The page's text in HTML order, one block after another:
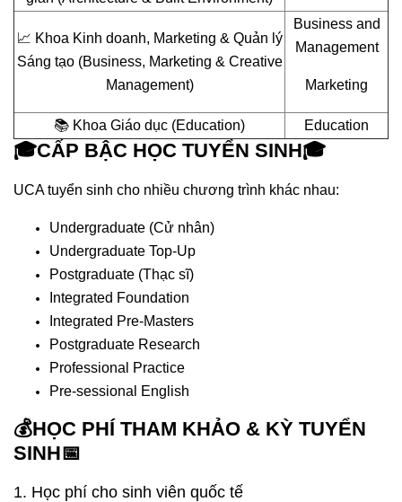
📈 Khoa Kinh doanh, Marketing & Quản lý
Sáng tạo (Business, Marketing & Creative
Management)
Business and
Management
Marketing
📚 Khoa Giáo dục (Education) Education
🎓CẤP BẬC HỌC TUYỂN SINH🎓
UCA tuyển sinh cho nhiều chương trình khác nhau:
Undergraduate (Cử nhân)
Undergraduate Top-Up
Postgraduate (Thạc sĩ)
Integrated Foundation
Integrated Pre-Masters
Postgraduate Research
Professional Practice
Pre-sessional English
💰HỌC PHÍ THAM KHẢO & KỲ TUYỂN
SINH📅
1. Học phí cho sinh viên quốc tế